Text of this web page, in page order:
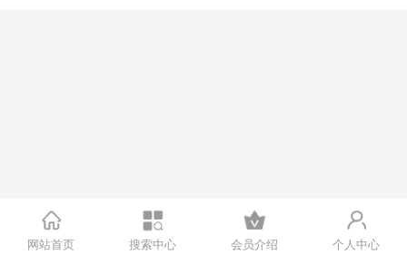
网站首页 搜索中心 会员介绍 个人中心